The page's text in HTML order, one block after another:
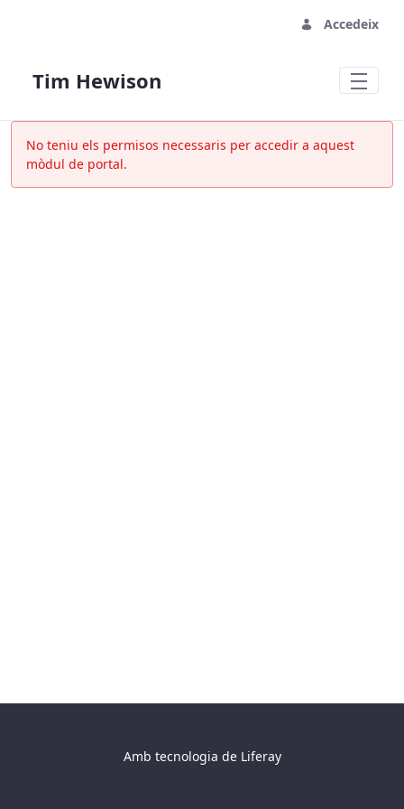
Accedeix
Tim Hewison
Paràmetres del compte - Tim Hewison
No teniu els permisos necessaris per accedir a aquest
mòdul de portal.
Amb tecnologia de Liferay